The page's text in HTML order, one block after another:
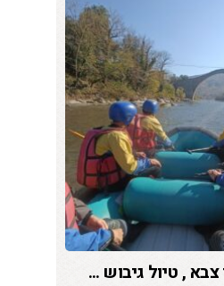
, טיול גיבוש ...